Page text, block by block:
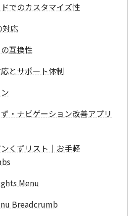
でのカスタマイズ性
対応
互換性
とサポート体制
・ナビゲーション改善アプリ
くずリスト｜お手軽
Menu
Breadcrumb